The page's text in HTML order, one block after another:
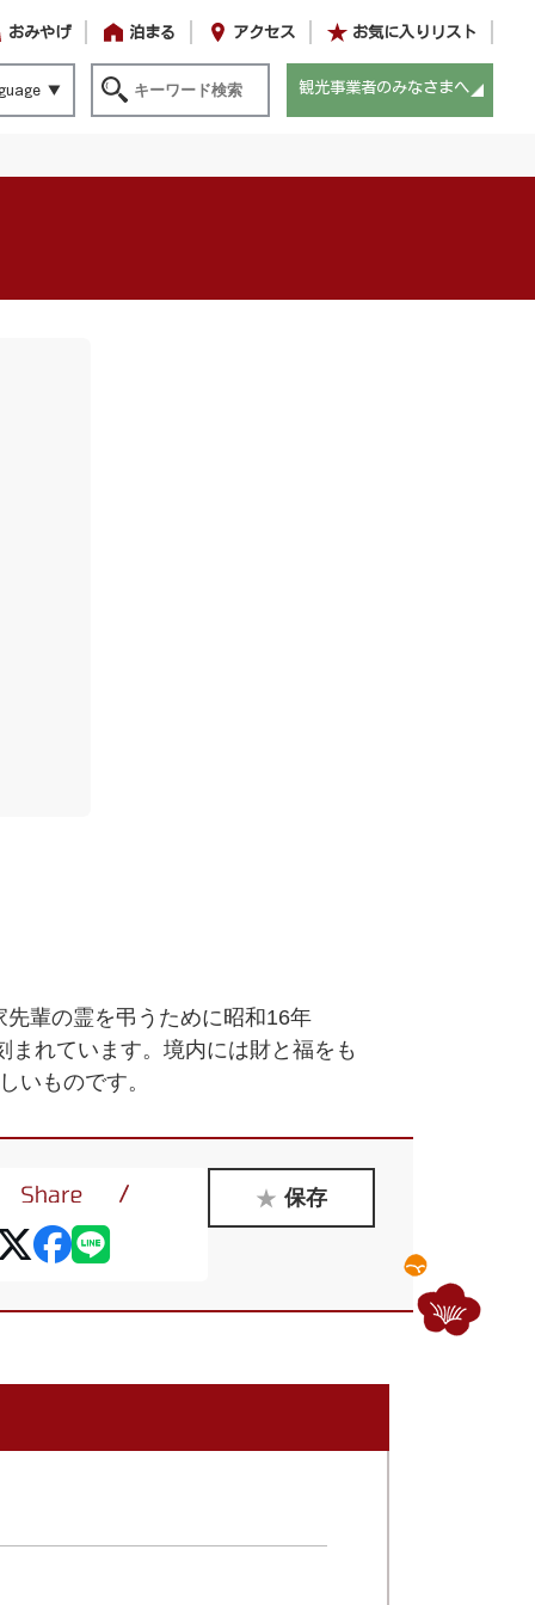
おみやげ 泊まる アクセス お気に入りリスト
観光事業者のみなさまへ
輩の霊を弔うために昭和16年
れています。境内には財と福をも
いものです。
保存